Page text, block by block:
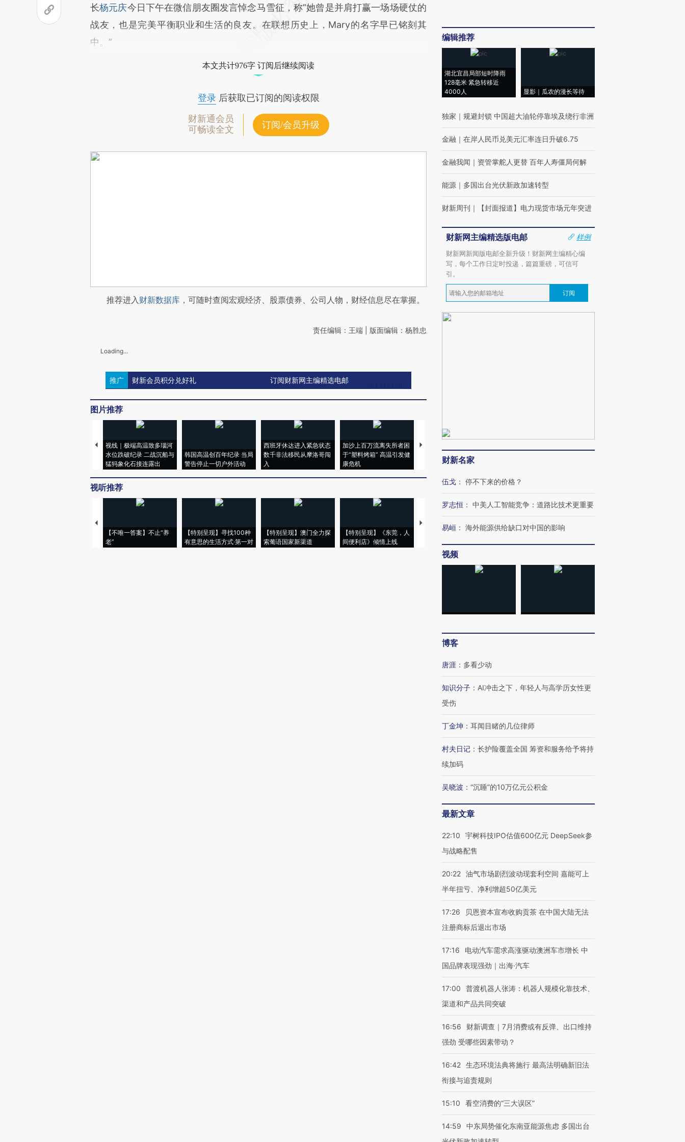
长杨元庆今日下午在微信朋友圈发言悼念马雪征，称“她曾是并肩打赢一场场硬仗的
战友，也是完美平衡职业和生活的良友。在联想历史上，Mary的名字早已铭刻其
中。”
本文共计976字 订阅后继续阅读
登录后获取已订阅的阅读权限
财新通会员
可畅读全文
订阅/会员升级
推荐进入财新数据库 ，可随时查阅宏观经济、股票债券、公司人物，财经信息尽在掌握。
责任编辑：王端 | 版面编辑：杨胜忠
Loading...
推广 财新会员积分兑好礼 订阅财新网主编精选电邮
图片推荐
视线｜极端高温致多瑙河
水位跌破纪录 二战沉船与
猛犸象化石接连露出
韩国高温创百年纪录 当局
警告停止一切户外活动
西班牙休达进入紧急状态
数千非法移民从摩洛哥闯
入
加沙上百万流离失所者困
于“塑料烤箱” 高温引发健
康危机
视线｜HYROX的吸金
术：是什么让中产们甘
心“花钱找虐”？
视听推荐
【不唯一答案】不止“养
老”
【特别呈现】寻找100种
有意思的生活方式·第一对
【特别呈现】澳门全力探
索葡语国家新渠道
【特别呈现】《东莞，人
间便利店》倾情上线
【推广】走进第四届链博
会，让数智科技“链”接产
【特别呈现】寻找100种
编辑推荐
湖北宜昌局部短时降雨
128毫米 紧急转移近
4000人
显影｜瓜农的漫长等待
独家 ｜ 规避封锁 中国超大油轮停靠埃及绕行非洲
金融 ｜ 在岸人民币兑美元汇率连日升破6.75
金融我闻 ｜ 资管掌舵人更替 百年人寿僵局何解
能源 ｜ 多国出台光伏新政加速转型
财新周刊 ｜ 【封面报道】电力现货市场元年突进
财新网主编精选版电邮
样例
财新网新闻版电邮全新升级！财新网主编精心编
写，每个工作日定时投递，篇篇重磅，可信可
引。
订阅
财新名家
伍戈 ： 停不下来的价格？
罗志恒 ： 中美人工智能竞争：道路比技术更重要
易峘 ： 海外能源供给缺口对中国的影响
视频
博客
唐涯 ： 多看少动
知识分子 ： AI冲击之下，年轻人与高学历女性更
受伤
丁金坤 ： 耳闻目睹的几位律师
村夫日记 ： 长护险覆盖全国 筹资和服务给予将持
续加码
吴晓波 ： “沉睡”的10万亿元公积金
最新文章
22:10
宇树科技IPO估值600亿元 DeepSeek参
与战略配售
20:22 油气市场剧烈波动现套利空间 嘉能可上
半年扭亏、净利增超50亿美元
17:26
贝恩资本宣布收购贡茶 在中国大陆无法
注册商标后退出市场
17:16
电动汽车需求高涨驱动澳洲车市增长 中
国品牌表现强劲｜出海·汽车
17:00
普渡机器人张涛：机器人规模化靠技术、
渠道和产品共同突破
16:56
财新调查｜7月消费或有反弹、出口维持
强劲 受哪些因素带动？
16:42 生态环境法典将施行 最高法明确新旧法
衔接与追责规则
15:10 看空消费的“三大误区”
14:59
中东局势催化东南亚能源焦虑 多国出台